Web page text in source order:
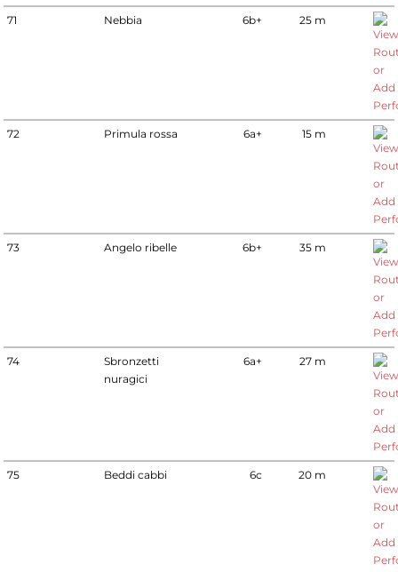
71 Nebbia 6b+ 25 m
72 Primula rossa 6a+ 15 m
73 Angelo ribelle 6b+ 35 m
74
Sbronzetti
nuragici
6a+ 27 m
75 Beddi cabbi 6c 20 m